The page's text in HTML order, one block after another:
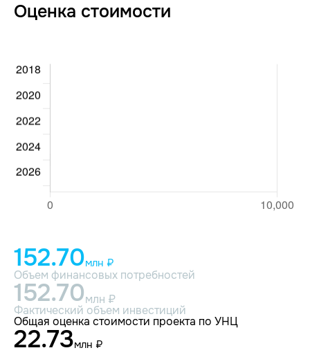
Оценка стоимости
152.70млн ₽
Объем финансовых потребностей
152.70млн ₽
Фактический объем инвестиций
Общая оценка стоимости проекта по УНЦ
22.73млн ₽